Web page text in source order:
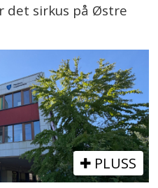
det sirkus på Østre
PLUSS